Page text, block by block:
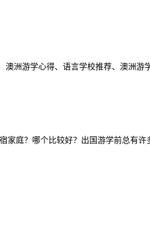
洲游学心得、语言学校推荐、澳洲
庭？哪个比较好？出国游学前总有